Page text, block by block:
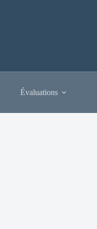
Évaluations